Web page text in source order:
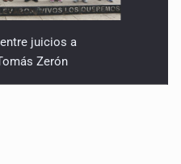
juicios a
Zerón